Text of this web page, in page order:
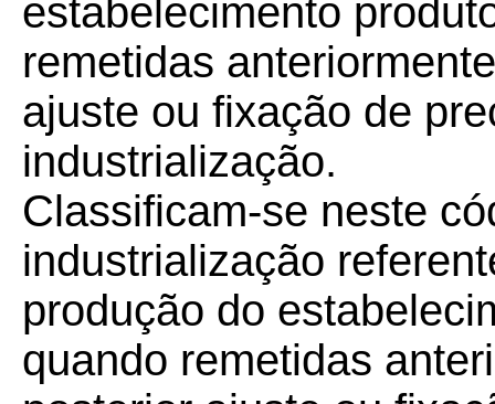
estabelecimento
remetidas
ajuste ou fixação de
industrialização.
Classificam-se neste
industrialização
produção do
quando remetidas